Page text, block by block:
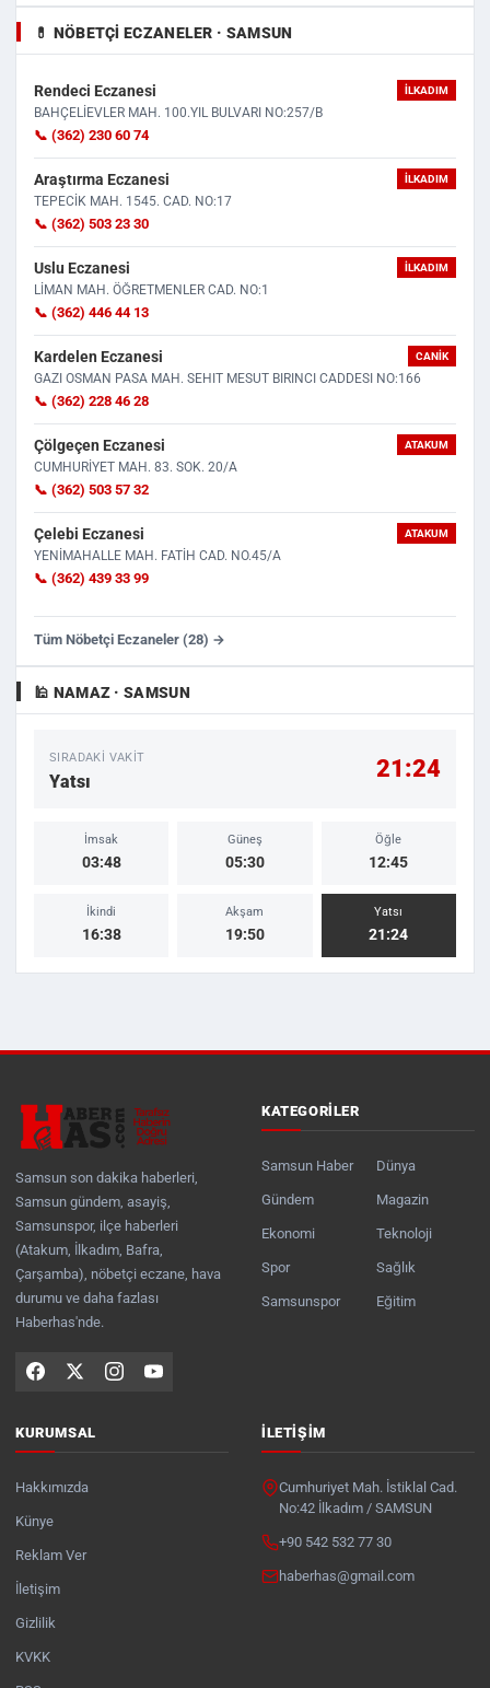
💊 NÖBETÇI ECZANELER · SAMSUN
Rendeci Eczanesi İLKADIM
BAHÇELİEVLER MAH. 100.YIL BULVARI NO:257/B
📞 (362) 230 60 74
Araştırma Eczanesi İLKADIM
TEPECİK MAH. 1545. CAD. NO:17
📞 (362) 503 23 30
Uslu Eczanesi İLKADIM
LİMAN MAH. ÖĞRETMENLER CAD. NO:1
📞 (362) 446 44 13
Kardelen Eczanesi CANIK
GAZI OSMAN PASA MAH. SEHIT MESUT BIRINCI CADDESI NO:166
📞 (362) 228 46 28
Çölgeçen Eczanesi ATAKUM
CUMHURİYET MAH. 83. SOK. 20/A
📞 (362) 503 57 32
Çelebi Eczanesi ATAKUM
YENİMAHALLE MAH. FATİH CAD. NO.45/A
📞 (362) 439 33 99
Tüm Nöbetçi Eczaneler (28) →
🕌 NAMAZ · SAMSUN
SIRADAKI VAKIT
Yatsı 21:24
İmsak
03:48
Güneş
05:30
Öğle
12:45
İkindi
16:38
Akşam
19:50
Yatsı
21:24
Samsun son dakika haberleri,
Samsun gündem, asayiş,
Samsunspor, ilçe haberleri
(Atakum, İlkadım, Bafra,
Çarşamba), nöbetçi eczane, hava
durumu ve daha fazlası
Haberhas'nde.
KATEGORILER
Samsun Haber
Gündem
Ekonomi
Spor
Samsunspor
Dünya
Magazin
Teknoloji
Sağlık
Eğitim
KURUMSAL
Hakkımızda
Künye
Reklam Ver
İletişim
Gizlilik
KVKK
İLETIŞIM
Cumhuriyet Mah. İstiklal Cad.
No:42 İlkadım / SAMSUN
+90 542 532 77 30
haberhas@gmail.com